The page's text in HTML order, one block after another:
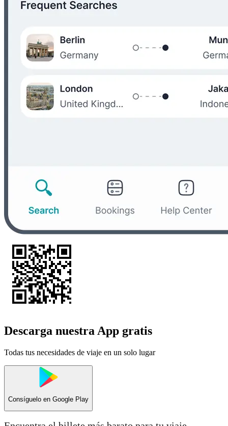
Descarga nuestra App gratis
Todas tus necesidades de viaje en un solo lugar
Consíguelo en Google Play